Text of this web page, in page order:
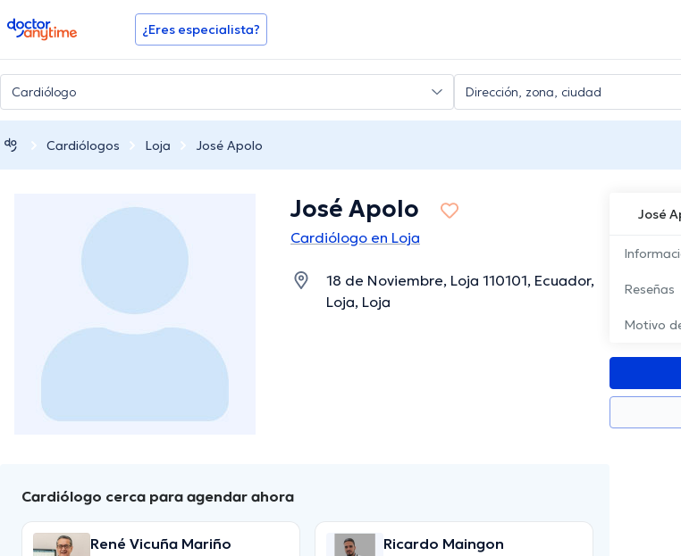
doctoranytime ¿Eres especialista?
Cardiólogos Loja José Apolo
José
Reseñas
Motivo
José Apolo
Cardiólogo en Loja
18 de Noviembre, Loja 110101, Ecuador,
Loja, Loja
Cardiólogo cerca para agendar ahora
René Vicuña Mariño Ricardo Maingon